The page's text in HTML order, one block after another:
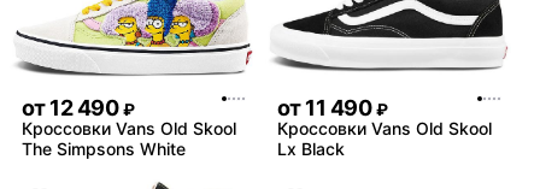
от12 490 ₽
Кроссовки Vans Old Skool
The Simpsons White
от11 490 ₽
Кроссовки Vans Old Skool
Lx Black